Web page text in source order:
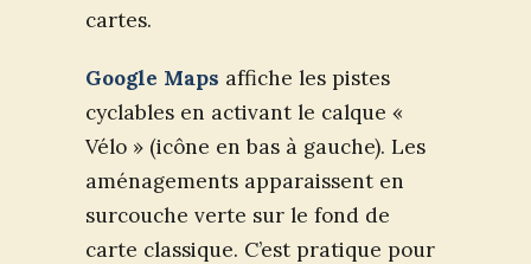
cartes.
Google Maps affiche les pistes
cyclables en activant le calque «
Vélo » (icône en bas à gauche). Les
aménagements apparaissent en
surcouche verte sur le fond de
carte classique. C’est pratique pour